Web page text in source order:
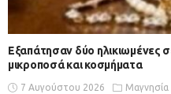
Εξαπάτησαν δύο ηλικιωμένες
μικροποσά και κοσμήματα
7 Αυγούστου 2026 Μαγνησία